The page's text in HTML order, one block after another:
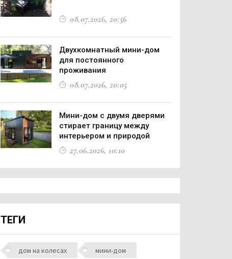
08.07.2026, 20:56
Двухкомнатный мини-дом
для постоянного
проживания
08.07.2026, 20:05
Мини-дом с двумя дверями
стирает границу между
интерьером и природой
27.06.2026, 10:10
ТЕГИ
дом на колесах
мини-дом